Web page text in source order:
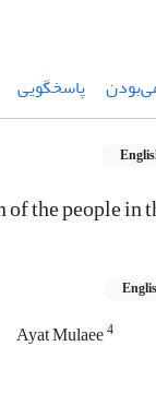
پاسخگویی
the people in
Ayat Mulaee4